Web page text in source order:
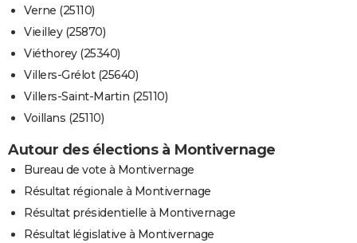
Verne (25110)
Vieilley (25870)
Viéthorey (25340)
Villers-Grélot (25640)
Villers-Saint-Martin (25110)
Voillans (25110)
Autour des élections à Montivernage
Bureau de vote à Montivernage
Résultat régionale à Montivernage
Résultat présidentielle à Montivernage
Résultat législative à Montivernage